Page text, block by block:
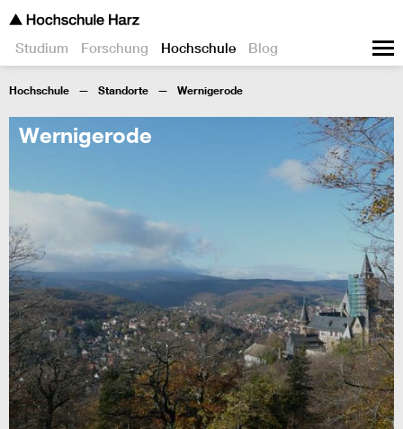
Studium Forschung Hochschule Blog
Hochschule Standorte Wernigerode
Wernigerode